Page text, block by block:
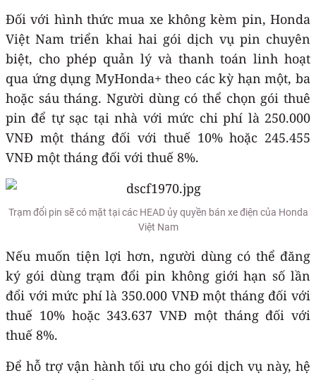
Đối với hình thức mua xe không kèm pin, Honda
Việt Nam triển khai hai gói dịch vụ pin chuyên
biệt, cho phép quản lý và thanh toán linh hoạt
qua ứng dụng MyHonda+ theo các kỳ hạn một, ba
hoặc sáu tháng. Người dùng có thể chọn gói thuê
pin để tự sạc tại nhà với mức chi phí là 250.000
VNĐ một tháng đối với thuế 10% hoặc 245.455
VNĐ một tháng đối với thuế 8%.
Trạm đổi pin sẽ có mặt tại các HEAD ủy quyền bán xe điện của Honda
Việt Nam
Nếu muốn tiện lợi hơn, người dùng có thể đăng
ký gói dùng trạm đổi pin không giới hạn số lần
đổi với mức phí là 350.000 VNĐ một tháng đối với
thuế 10% hoặc 343.637 VNĐ một tháng đối với
thuế 8%.
Để hỗ trợ vận hành tối ưu cho gói dịch vụ này, hệ